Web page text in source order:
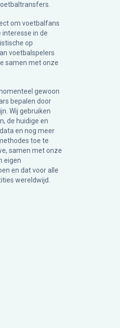
om voetbalfans
in de
op
voetbalspelers
samen met onze
gewoon
bepalen door
Wij gebruiken
de huidige en
en nog meer
toe te
samen met onze
eigen
en dat voor alle
wereldwijd.